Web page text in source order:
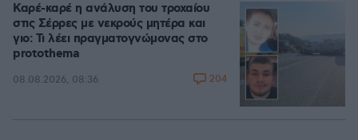
Καρέ-καρέ η ανάλυση του τροχαίου
στις Σέρρες με νεκρούς μητέρα και
γιο: Τι λέει πραγματογνώμονας στο
protothema
08.08.2026, 08:36 204